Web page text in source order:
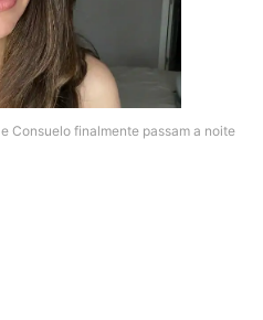
Consuelo finalmente passam a noite